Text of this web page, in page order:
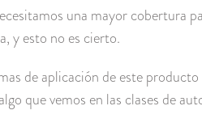
una mayor cobertura
y esto no es cierto.
de aplicación de este
que vemos en las clases de